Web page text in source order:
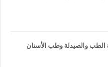
الطب والصيدلة وطب الأسنان